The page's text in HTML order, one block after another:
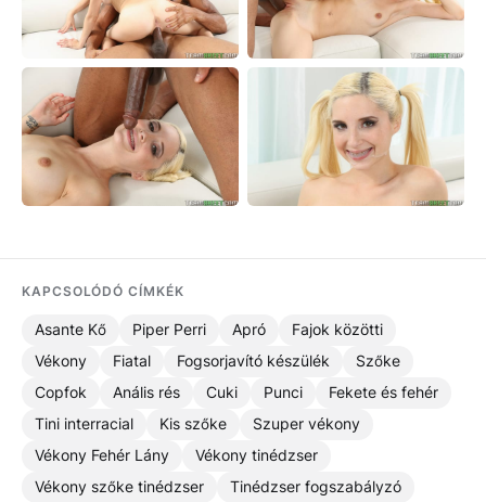
KAPCSOLÓDÓ CÍMKÉK
Asante Kő Piper Perri Apró
Fajok közötti
Vékony
Fiatal Fogsorjavító készülék
Szőke
Copfok
Anális rés Cuki Punci
Fekete és fehér
Tini interracial
Kis szőke
Szuper vékony
Vékony Fehér Lány
Vékony tinédzser
Vékony szőke tinédzser
Tinédzser fogszabályzó